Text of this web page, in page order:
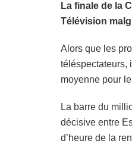
La finale de la
Télévision
Alors que les
téléspectateurs,
moyenne pour
La barre du
décisive entre
d’heure de la